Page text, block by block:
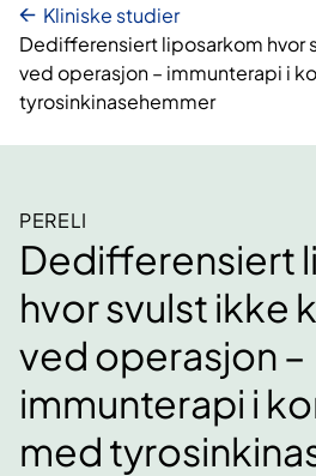
Kliniske studier
Dedifferensiert liposarkom hvor
ved operasjon – immunterapi i
tyrosinkinasehemmer
PERELI
Dedifferensiert
hvor svulst ikke
ved operasjon –
immunterapi i
med